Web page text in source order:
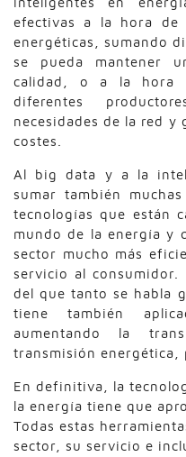
efectivas a la hora de
energéticas, sumando
se pueda mantener
calidad, o a la hora
diferentes
necesidades de la red y
costes.
Al big data y a la
sumar también
tecnologías que están
mundo de la energía y
sector mucho más
servicio al consumidor.
del que tanto se habla
tiene también
aumentando la
transmisión energética,
En definitiva, la
la energía tiene que
Todas estas
sector, su servicio e